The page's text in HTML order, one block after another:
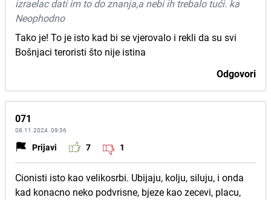
izraelac dati im to do znanja,a nebi ih trebalo tući. ka
Neophodno
Tako je! To je isto kad bi se vjerovalo i rekli da su svi
Bošnjaci teroristi što nije istina
Odgovori
071
08.11.2024. 09:36
Prijavi 7 1
Cionisti isto kao velikosrbi. Ubijaju, kolju, siluju, i onda
kad konacno neko podvrisne, bjeze kao zecevi, placu,